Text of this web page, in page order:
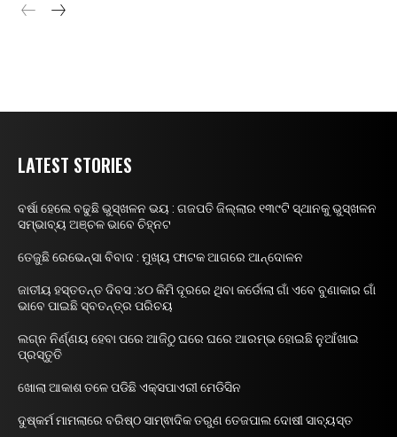
LATEST STORIES
ବର୍ଷା ହେଲେ ବଢୁଛି ଭୁସ୍ଖଳନ ଭୟ : ଗଜପତି ଜିଲ୍ଲାର ୧୩୯ଟି ସ୍ଥାନକୁ ଭୁସ୍ଖଳନ
ସମ୍ଭାବ୍ୟ ଅଞ୍ଚଳ ଭାବେ ଚିହ୍ନଟ
ତେଜୁଛି ରେଭେନ୍ସା ବିବାଦ : ମୁଖ୍ୟ ଫାଟକ ଆଗରେ ଆନ୍ଦୋଳନ
ଜାତୀୟ ହସ୍ତତନ୍ତ ଦିବସ :୪୦ କିମି ଦୂରରେ ଥିବା କର୍ଡୋଲା ଗାଁ ଏବେ ବୁଣାକାର ଗାଁ
ଭାବେ ପାଇଛି ସ୍ବତନ୍ତ୍ର ପରିଚୟ
ଲଗ୍ନ ନିର୍ଣ୍ଣୟ ହେବା ପରେ ଆଜିଠୁ ଘରେ ଘରେ ଆରମ୍ଭ ହୋଇଛି ନୁଆଁଖାଇ
ପ୍ରସ୍ତୁତି
ଖୋଲା ଆକାଶ ତଳେ ପଡିଛି ଏକ୍ସପାଏରୀ ମେଡିସିନ
ଦୁଷ୍କର୍ମ ମାମଲାରେ ବରିଷ୍ଠ ସାମ୍ଵାଦିକ ତରୁଣ ତେଜପାଲ ଦୋଷୀ ସାବ୍ୟସ୍ତ